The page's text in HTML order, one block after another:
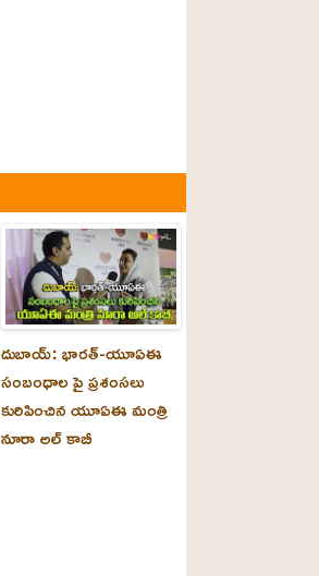
దుబాయ్‌: భారత్-యూఏఈ
సంబంధాల పై ప్రశంసలు
కురిపించిన యూఏఈ మంత్రి
నూరా అల్‌ కాబీ